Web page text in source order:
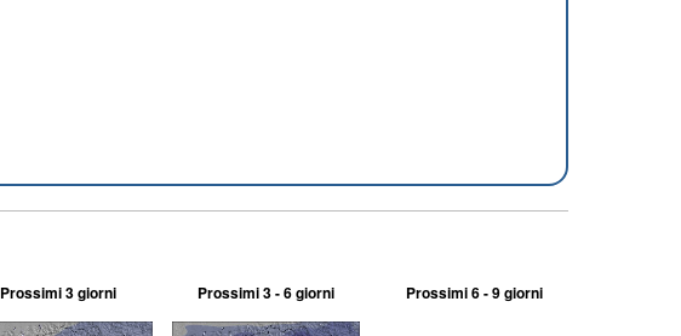
Prossimi 3 giorni Prossimi 3 - 6 giorni Prossimi 6 - 9 giorni